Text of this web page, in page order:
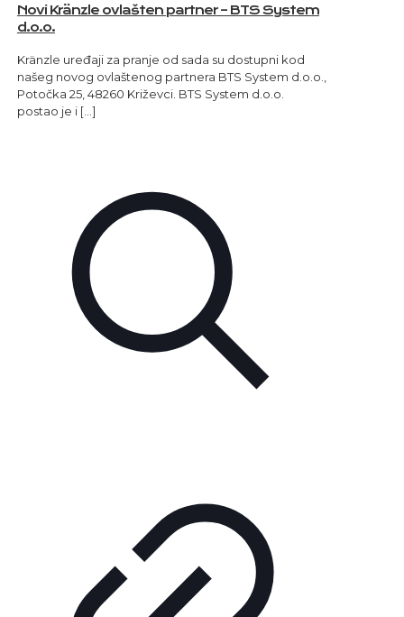
Novi Kränzle ovlašten partner – BTS System
d.o.o.
Kränzle uređaji za pranje od sada su dostupni kod
našeg novog ovlaštenog partnera BTS System d.o.o.,
Potočka 25, 48260 Križevci. BTS System d.o.o.
postao je i[…]